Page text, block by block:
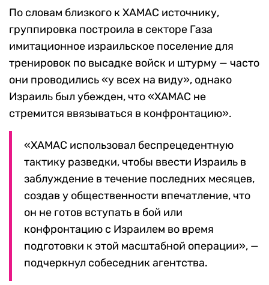
По словам близкого к ХАМАС источнику,
группировка построила в секторе Газа
имитационное израильское поселение для
тренировок по высадке войск и штурму — часто
они проводились «у всех на виду», однако
Израиль был убежден, что «ХАМАС не
стремится ввязываться в конфронтацию».
«ХАМАС использовал беспрецедентную
тактику разведки, чтобы ввести Израиль в
заблуждение в течение последних месяцев,
создав у общественности впечатление, что
он не готов вступать в бой или
конфронтацию с Израилем во время
подготовки к этой масштабной операции», —
подчеркнул собеседник агентства.